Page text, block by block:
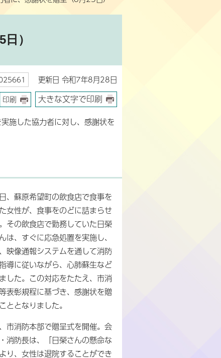
）
更新日 令和7年8月28日
印刷 大きな文字で印刷
施した協力者に対し、感謝状を
、蘇原希望町の飲食店で食事を
女性が、食事をのどに詰まらせ
その飲食店で勤務していた日榮
は、すぐに応急処置を実施し、
映像通報システムを通して消防
導に従いながら、心肺蘇生など
した。この対応をたたえ、市消
表彰規程に基づき、感謝状を贈
ととなりました。
市消防本部で贈呈式を開催。会
消防長は、「日榮さんの懸命な
り、女性は退院することができ